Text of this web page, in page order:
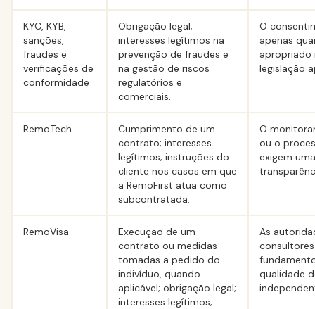
KYC, KYB,
sanções,
fraudes e
verificações de
conformidade
Obrigação legal;
interesses legítimos na
prevenção de fraudes e
na gestão de riscos
regulatórios e
comerciais.
O
apenas
apropriado
legislação
RemoTech
Cumprimento de um
contrato; interesses
legítimos; instruções do
cliente nos casos em que
a RemoFirst atua como
subcontratada.
O
ou o
exigem
RemoVisa
Execução de um
contrato ou medidas
tomadas a pedido do
indivíduo, quando
aplicável; obrigação legal;
interesses legítimos;
As
qualidade